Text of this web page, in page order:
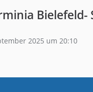
Bielefeld-
2025 um 20:10